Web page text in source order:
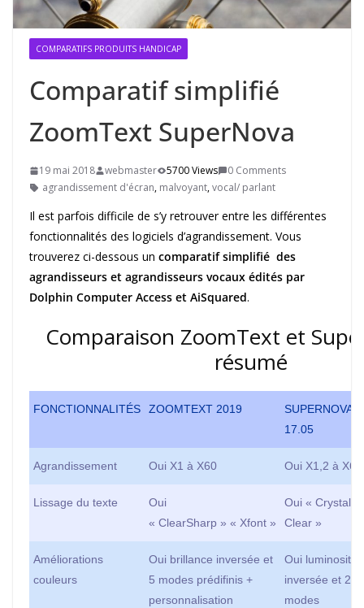
COMPARATIFS PRODUITS HANDICAP
Comparatif simplifié
ZoomText SuperNova
19 mai 2018 webmaster 5700 Views
0 Comments
agrandissement d'écran, malvoyant,vocal/ parlant
Il est parfois difficile de s’y retrouver entre les différentes
fonctionnalités des logiciels d’agrandissement. Vous
trouverez ci-dessous un comparatif simplifié des
agrandisseurs et agrandisseurs vocaux édités par
Dolphin Computer Access et AiSquared.
Comparaison ZoomText et
résumé
FONCTIONNALITÉS ZOOMTEXT 2019
SUPERNOVA
17.05
Agrandissement Oui X1 à X60 Oui X1,2 à X64
Lissage du texte
Oui
« ClearSharp » « Xfont »
Oui « Crystal
Clear »
Améliorations
couleurs
Oui brillance inversée et
5 modes prédifinis +
personnalisation
Oui luminosité
inversée et 24
modes